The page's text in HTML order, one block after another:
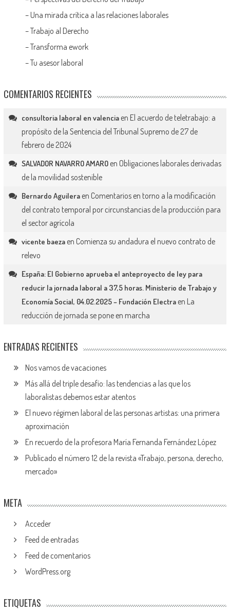
– Una mirada crítica a las relaciones laborales
–Trabajo al Derecho
–Transforma ework
–Tu asesor laboral
COMENTARIOS RECIENTES
consultoria laboral en valenciaen El acuerdo de teletrabajo: a
propósito de la Sentencia del Tribunal Supremo de 27 de
febrero de 2024
SALVADOR NAVARRO AMAROen Obligaciones laborales derivadas
de la movilidad sostenible
Bernardo Aguileraen Comentarios en torno a la modificación
del contrato temporal por circunstancias de la producción para
el sector agrícola
vicente baezaen Comienza su andadura el nuevo contrato de
relevo
España: El Gobierno aprueba el anteproyecto de ley para
reducir la jornada laboral a 37,5 horas. Ministerio de Trabajo y
Economía Social, 04.02.2025 – Fundación Electraen La
reducción de jornada se pone en marcha
ENTRADAS RECIENTES
Nos vamos de vacaciones
Más allá del triple desafío: las tendencias a las que los
laboralistas debemos estar atentos
El nuevo régimen laboral de las personas artistas: una primera
aproximación
En recuerdo de la profesora María Fernanda Fernández López
Publicado el número 12 de la revista «Trabajo, persona, derecho,
mercado»
META
Acceder
Feed de entradas
Feed de comentarios
WordPress.org
ETIQUETAS